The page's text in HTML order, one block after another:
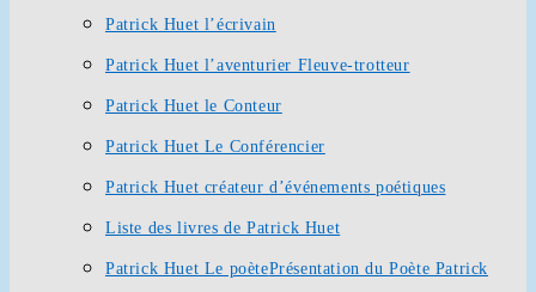
Patrick Huet l’écrivain
Patrick Huet l’aventurier Fleuve-trotteur
Patrick Huet le Conteur
Patrick Huet Le Conférencier
Patrick Huet créateur d’événements poétiques
Liste des livres de Patrick Huet
Patrick Huet Le poètePrésentation du Poète Patrick